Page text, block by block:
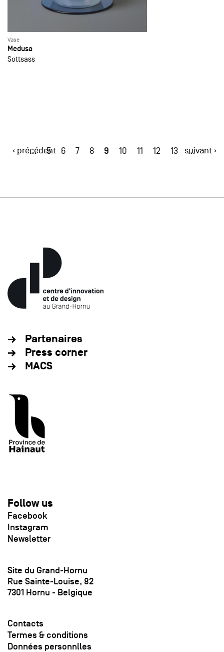
Vase
Medusa
Sottsass
‹ précédent
… 5 6 7 8 9 10 11 12 13 …
suivant ›
Partenaires
Press corner
MACS
Follow us
Facebook
Instagram
Newsletter
Site du Grand-Hornu
Rue Sainte-Louise, 82
7301 Hornu - Belgique
Contacts
Termes & conditions
Données personnlles